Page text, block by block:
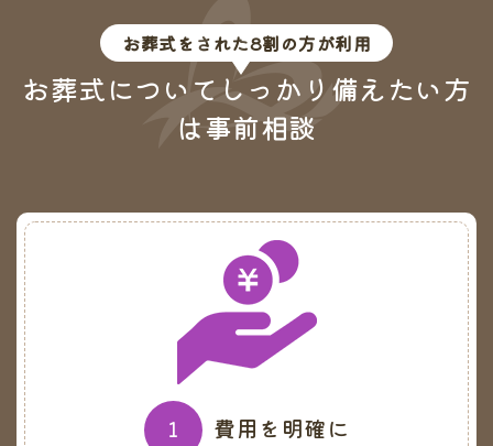
お葬式をされた8割の方が利用
お葬式についてしっかり備えたい方
は事前相談
1 費用を明確に